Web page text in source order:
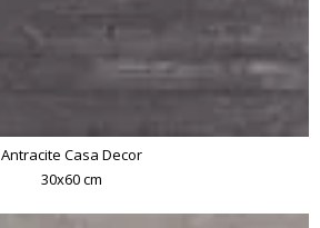
Antracite Casa Decor
30x60 cm